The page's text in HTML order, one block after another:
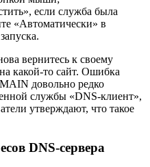
если служба была
«Автоматически» в
вернитесь к своему
какой-то сайт. Ошибка
довольно редко
службы «DNS-клиент»,
утверждают, что такое
DNS-сервера